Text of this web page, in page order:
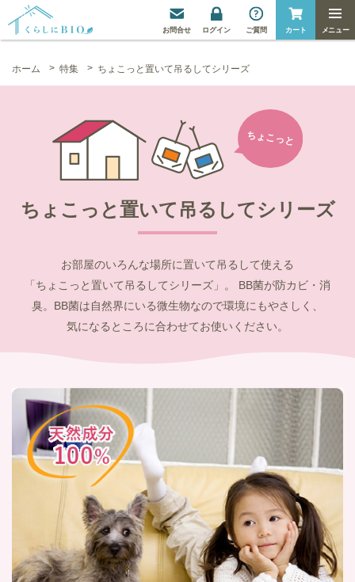
お問合せ ログイン ご質問 カート
ホーム 特集 ちょこっと置いて吊るしてシリーズ
ちょこっと置いて 吊るしてシリーズ
お部屋のいろんな場所に置いて吊るして使える
「ちょこっと置いて吊るしてシリーズ」。
BB菌が防カビ・消
臭。 BB菌は自然界にいる微生物なので環境にもやさしく、
気になるところに合わせてお使いください。